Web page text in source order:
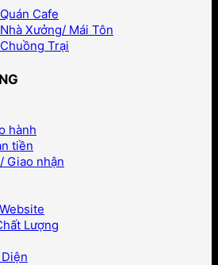
Cafe
Xưởng/ Mái Tôn
Trại
hành
tiền
Giao nhận
Lượng